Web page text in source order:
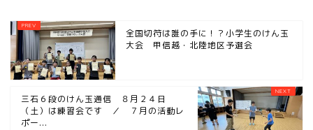
全国切符は誰の手に！？小学生のけん玉
大会 甲信越・北陸地区予選会
三石６段のけん玉通信 ８月２４日
（土）は練習会です ／ ７月の活動レ
ポー...